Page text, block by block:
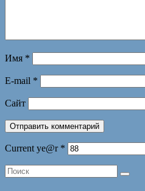
Имя *
E-mail *
Сайт
Current ye@r *